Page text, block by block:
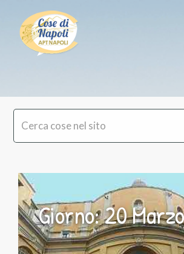
Giorno:20